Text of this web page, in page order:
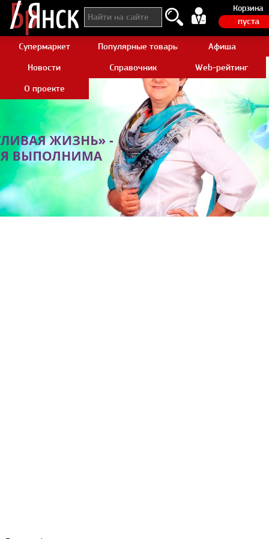
Корзина
пуста
Супермаркет Популярные товары AliexpressАфиша
Новости
Справочник
Web-рейтинг
О проекте